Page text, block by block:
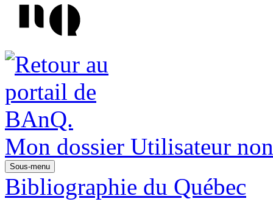
Mon dossier Utilisateur
Sous-menu
Bibliographie du Québec